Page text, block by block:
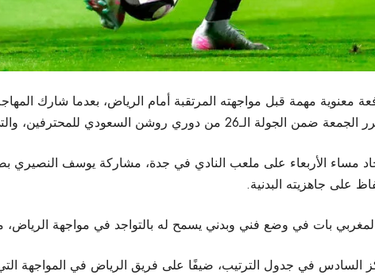
معنوية مهمة قبل مواجهته المرتقبة أمام الرياض، بعدما شارك
للمحترفين، والتي تُقام تحت شعار «جولة يوم العلم».
مساء الأربعاء على ملعب النادي في جدة، مشاركة يوسف النصيري
على جاهزيته البدنية.
بات في وضع فني وبدني يسمح له بالتواجد في مواجهة الرياض، ما
السادس في جدول الترتيب، ضيفًا على فريق الرياض في المواجهة